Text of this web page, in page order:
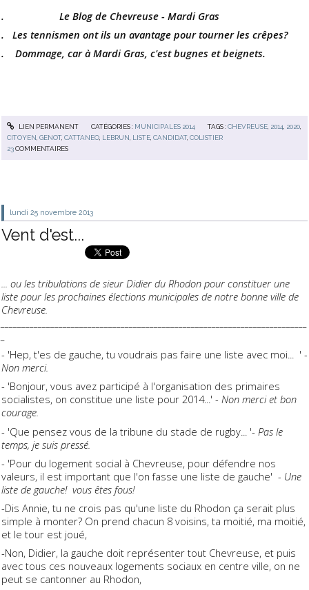
. Le Blog de Chevreuse - Mardi Gras
. Les tennismen ont ils un avantage pour tourner les crêpes?
. Dommage, car à Mardi Gras, c'est bugnes et beignets.
LIEN PERMANENT CATÉGORIES : MUNICIPALES 2014 TAGS :CHEVREUSE 2014 2020
CITOYEN ,GENOT,CATTANEO LEBRUN LISTE ,CANDIDAT,COLISTIER
23COMMENTAIRES
lundi 25 novembre 2013
Vent d'est...
... ou les tribulations de sieur Didier du Rhodon pour constituer une
liste pour les prochaines élections municipales de notre bonne ville de
Chevreuse.
- 'Hep, t'es de gauche, tu voudrais pas faire une liste avec moi... ' -
Non merci.
- 'Bonjour, vous avez participé à l'organisation des primaires
socialistes, on constitue une liste pour 2014...' - Non merci et bon
courage.
- 'Que pensez vous de la tribune du stade de rugby... '- Pas le
temps, je suis pressé.
- 'Pour du logement social à Chevreuse, pour défendre nos
valeurs, il est important que l'on fasse une liste de gauche' - Une
liste de gauche! vous êtes fous!
-Dis Annie, tu ne crois pas qu'une liste du Rhodon ça serait plus
simple à monter? On prend chacun 8 voisins, ta moitié, ma moitié,
et le tour est joué,
-Non, Didier, la gauche doit représenter tout Chevreuse, et puis
avec tous ces nouveaux logements sociaux en centre ville, on ne
peut se cantonner au Rhodon,